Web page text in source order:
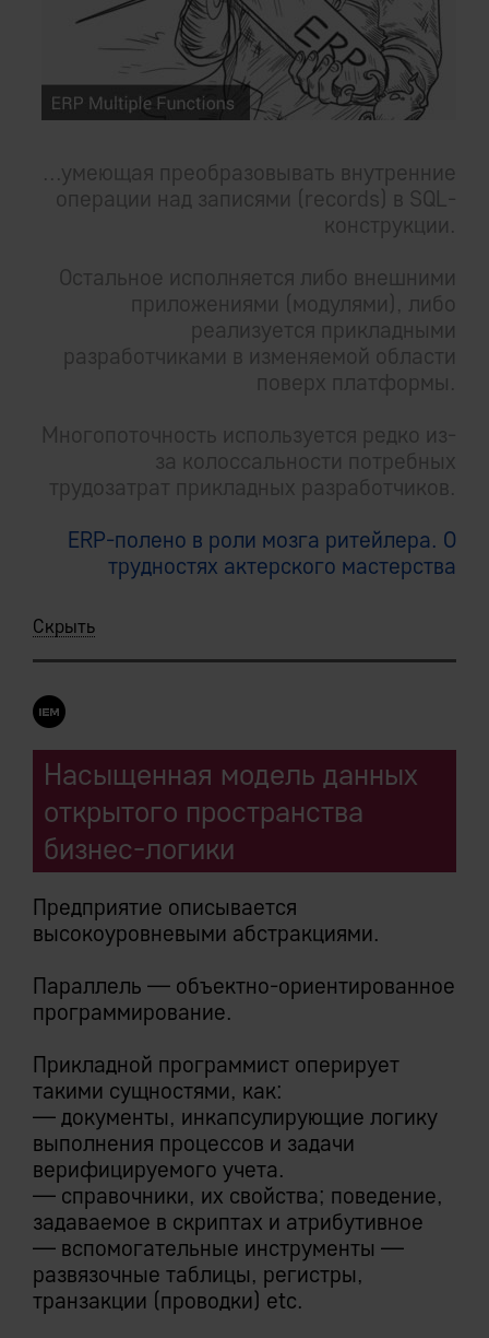
...умеющая преобразовывать внутренние
операции над записями (records) в SQL-
конструкции.
Остальное исполняется либо внешними
приложениями (модулями), либо
реализуется прикладными
разработчиками в изменяемой области
поверх платформы.
Многопоточность используется редко из-
за колоссальности потребных
трудозатрат прикладных разработчиков.
ERP-полено в роли мозга ритейлера. О
трудностях актерского мастерства
Скрыть
Насыщенная модель данных
открытого пространства
бизнес-логики
Предприятие описывается
высокоуровневыми абстракциями.
Параллель — объектно-ориентированное
программирование.
Прикладной программист оперирует
такими сущностями, как:
— документы, инкапсулирующие логику
выполнения процессов и задачи
верифицируемого учета.
— справочники, их свойства; поведение,
задаваемое в скриптах и атрибутивное
— вспомогательные инструменты —
развязочные таблицы, регистры,
транзакции (проводки) etc.